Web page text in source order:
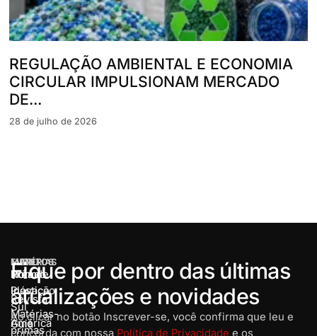
REGULAÇÃO AMBIENTAL E ECONOMIA
CIRCULAR IMPULSIONAM MERCADO
DE...
28 de julho de 2026
MENU
Home
Revista
Guia
MATÉRIAS
Rota de
Inovação
Matérias-
primas
EVENTOS
Prêmio
Plástico
Sul
América
Fique por dentro das últimas
atualizações e novidades
Ao clicar no botão Inscrever-se, você confirma que leu e
concorda com nossa Política de Privacidade e os